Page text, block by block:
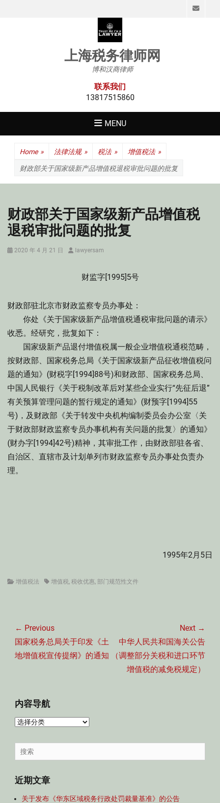
上海税务律师网
博和汉商律师
联系我们
13817515860
MENU
Home » 法律法规 » 税法 » 增值税法 »
财政部关于国家级新产品增值税退税审批问题的批复
财政部关于国家级新产品增值税
退税审批问题的批复
Posted
2020 年 4 月 21 日 Authorlawyersam
财监字[1995]5号
财政部驻北京市财政监察专员办事处：
你处《关于国家级新产品增值税通税审批问题的请示》
收悉。经研究，批复如下：
国家级新产品退付增值税属一般企业增值税通税范畴，
按财政部、国家税务总局《关于国家级新产品征收增值税问
题的通知》(财税字[1994]88号)和财政部、国家税务总局、
中国人民银行《关于税制改革后对某些企业实行“先征后退”
有关预算管理问题的暂行规定的通知》(财预字[1994]55
号)，及财政部《关于转发中央机构编制委员会办公室〈关
于财政部财政监察专员办事机构有关问题的批复〉的通知》
(财办字[1994]42号)精神，其审批工作，由财政部驻各省、
自治区、直辖市及计划单列市财政监察专员办事处负责办
理。
1995年2月5日
Categories
增值税法 Tags增值税, 税收优惠, 部门规范性文件
章
导
航
← Previous
Previous
post:
国家税务总局关于印发《土
地增值税宣传提纲》的通知
Next →
Next
post:
中华人民共和国海关公告
（调整部分关税和进口环节
增值税的减免税规定）
内容导航
内
导
航
Search
for:
近期文章
关于发布《华东区域税务行政处罚裁量基准》的公告